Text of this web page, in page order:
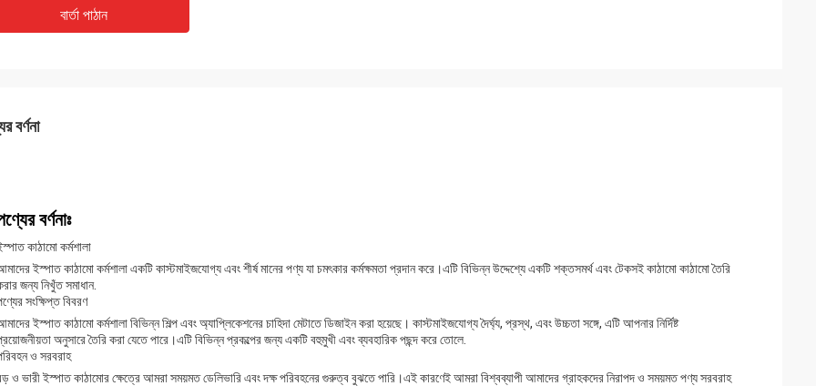
বার্তা পাঠান
বর্ণনা
বর্ণনাঃ
কাঠামো কর্মশালা
ইস্পাত কাঠামো কর্মশালা একটি কাস্টমাইজযোগ্য এবং শীর্ষ মানের পণ্য যা চমৎকার কর্মক্ষমতা প্রদান করে।এটি বিভিন্ন উদ্দেশ্যে একটি শক্তসমর্থ এবং টেকসই কাঠামো কাঠামো তৈরি
জন্য নিখুঁত সমাধান.
সংক্ষিপ্ত বিবরণ
ইস্পাত কাঠামো কর্মশালা বিভিন্ন শিল্প এবং অ্যাপ্লিকেশনের চাহিদা মেটাতে ডিজাইন করা হয়েছে। কাস্টমাইজযোগ্য দৈর্ঘ্য, প্রস্থ, এবং উচ্চতা সঙ্গে, এটি আপনার নির্দিষ্ট
অনুসারে তৈরি করা যেতে পারে।এটি বিভিন্ন প্রকল্পের জন্য একটি বহুমুখী এবং ব্যবহারিক পছন্দ করে তোলে.
ও সরবরাহ
ও ভারী ইস্পাত কাঠামোর ক্ষেত্রে আমরা সময়মত ডেলিভারি এবং দক্ষ পরিবহনের গুরুত্ব বুঝতে পারি।এই কারণেই আমরা বিশ্বব্যাপী আমাদের গ্রাহকদের নিরাপদ ও সময়মত পণ্য সরবরাহ